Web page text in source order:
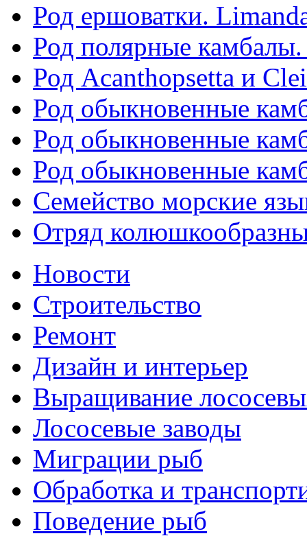
Род ершоватки.
Род полярные
Род Acanthopsetta и
Род обыкновенные
Род обыкновенные
Род обыкновенные
Семейство морские
Отряд
Новости
Строительство
Ремонт
Дизайн и интерьер
Выращивание
Лососевые заводы
Миграции рыб
Обработка и
Поведение рыб